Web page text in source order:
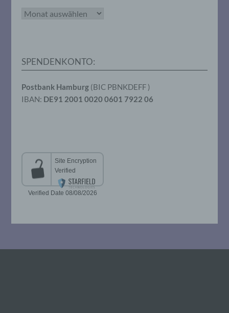
Archiv
SPENDENKONTO:
Postbank Hamburg (BIC PBNKDEFF )
IBAN: DE91 2001 0020 0601 7922 06
zugeordnet werden können, sofern diese
personenbezogenen Daten nicht einer
identifizierten oder identifizierbaren
Verantwortlicher ist die natürliche oder
juristische Person, Behörde, Einrichtung
oder andere Stelle, die allein oder
gemeinsam mit anderen über die Zwecke
und Mittel der Verarbeitung von
personenbezogenen Daten entscheidet.
das Recht der Mitgliedstaaten vorgegeben,
Kriterien seiner Benennung nach dem